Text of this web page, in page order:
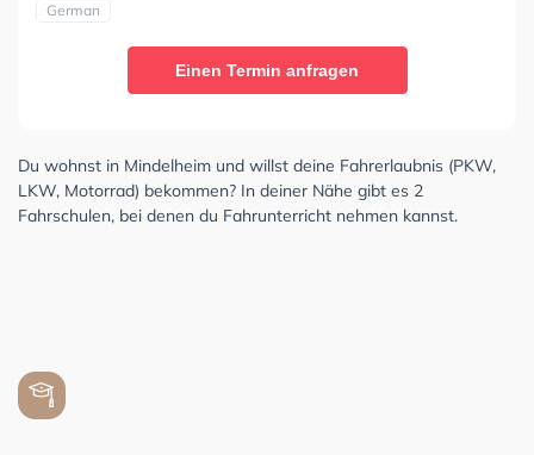
German
Einen Termin anfragen
Du wohnst in Mindelheim und willst deine Fahrerlaubnis (PKW,
LKW, Motorrad) bekommen? In deiner Nähe gibt es 2
Fahrschulen, bei denen du Fahrunterricht nehmen kannst.